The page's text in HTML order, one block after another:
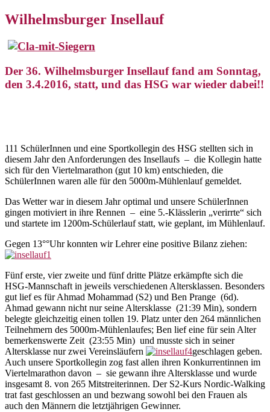
Wilhelmsburger Insellauf
Der 36. Wilhelmsburger Insellauf fand am Sonntag,
den 3.4.2016, statt, und das HSG war wieder dabei!!
111 SchülerInnen und eine Sportkollegin des HSG stellten sich in
diesem Jahr den Anforderungen des Insellaufs – die Kollegin hatte
sich für den Viertelmarathon (gut 10 km) entschieden, die
SchülerInnen waren alle für den 5000m-Mühlenlauf gemeldet.
Das Wetter war in diesem Jahr optimal und unsere SchülerInnen
gingen motiviert in ihre Rennen – eine 5.-Klässlerin „verirrte“ sich
und startete im 1200m-Schülerlauf statt, wie geplant, im Mühlenlauf.
Gegen 13°°Uhr konnten wir Lehrer eine positive Bilanz ziehen:
Fünf erste, vier zweite und fünf dritte Plätze erkämpfte sich die
HSG-Mannschaft in jeweils verschiedenen Altersklassen. Besonders
gut lief es für Ahmad Mohammad (S2) und Ben Prange (6d).
Ahmad gewann nicht nur seine Altersklasse (21:39 Min), sondern
belegte gleichzeitig einen tollen 19. Platz unter den 264 männlichen
Teilnehmern des 5000m-Mühlenlaufes; Ben lief eine für sein Alter
bemerkenswerte Zeit (23:55 Min) und musste sich in seiner
Altersklasse nur zwei Vereinsläufern
geschlagen geben.
Auch unsere Sportkollegin zog fast allen ihren Konkurrentinnen im
Viertelmarathon davon – sie gewann ihre Altersklasse und wurde
insgesamt 8. von 265 Mitstreiterinnen. Der S2-Kurs Nordic-Walking
trat fast geschlossen an und bezwang sowohl bei den Frauen als
auch den Männern die letztjährigen Gewinner.